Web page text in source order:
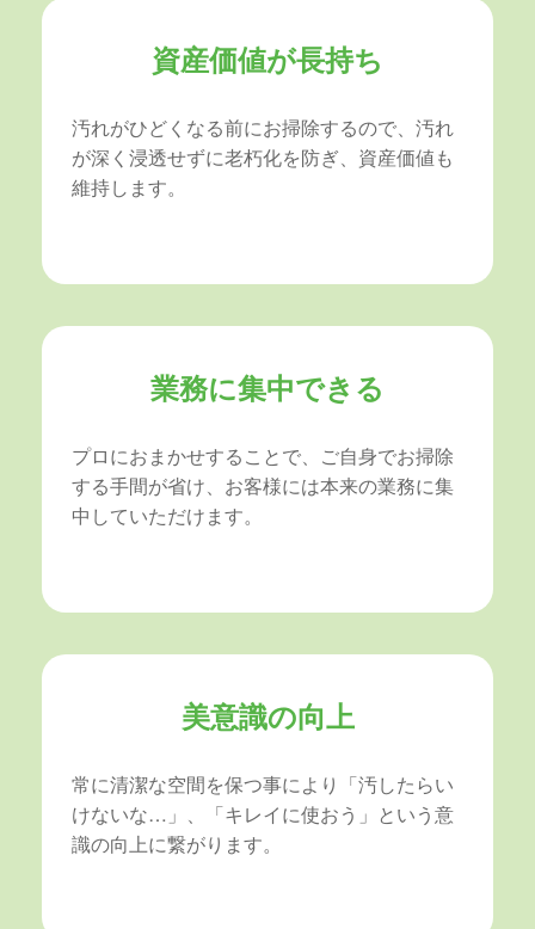
資産価値が長持ち
汚れがひどくなる前にお掃除するので、汚れ
が深く浸透せずに老朽化を防ぎ、資産価値も
維持します。
業務に集中できる
プロにおまかせすることで、ご自身でお掃除
する手間が省け、お客様には本来の業務に集
中していただけます。
美意識の向上
常に清潔な空間を保つ事により「汚したらい
けないな…」、「キレイに使おう」という意
識の向上に繋がります。